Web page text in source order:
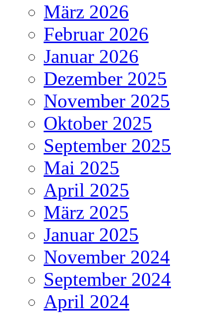
März 2026
Februar 2026
Januar 2026
Dezember 2025
November 2025
Oktober 2025
September 2025
Mai 2025
April 2025
März 2025
Januar 2025
November 2024
September 2024
April 2024